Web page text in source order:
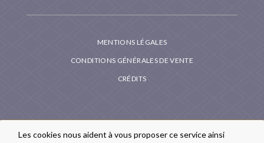
MENTIONS LÉGALES
CONDITIONS GÉNÉRALES DE VENTE
CRÉDITS
Les cookies nous aident à vous proposer ce service ainsi